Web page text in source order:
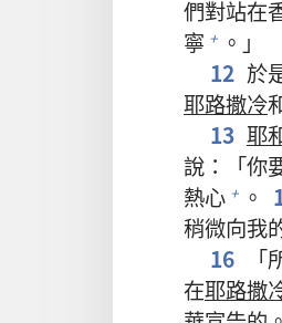
們對站在
寧 + 。」
12 於
耶路撒冷
13 耶
說：「你
熱心 + 。
稍微向我
16
「
在耶路撒